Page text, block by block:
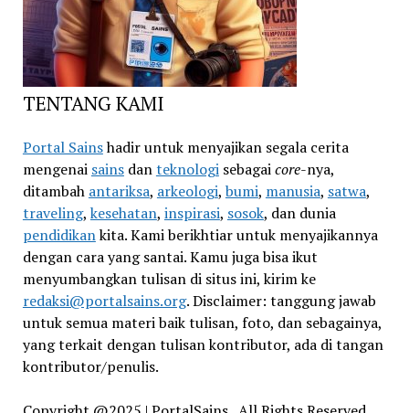
TENTANG KAMI
Portal Sainshadir untuk menyajikan segala cerita
mengenai sainsdanteknologisebagaicore-nya,
ditambah antariksa, arkeologi, bumi, manusia, satwa,
traveling, kesehatan, inspirasi, sosok, dan dunia
pendidikankita. Kami berikhtiar untuk menyajikannya
dengan cara yang santai. Kamu juga bisa ikut
menyumbangkan tulisan di situs ini, kirim ke
redaksi@portalsains.org. Disclaimer: tanggung jawab
untuk semua materi baik tulisan, foto, dan sebagainya,
yang terkait dengan tulisan kontributor, ada di tangan
kontributor/penulis.